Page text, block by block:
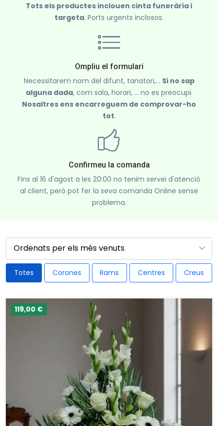
Tots els productes inclouen cinta funerària i
targeta. Ports urgents inclosos.
Ompliu el formulari
Necessitarem nom del difunt, tanatori,... Si no sap
alguna dada, com sala, horari, ... no es preocupi.
Nosaltres ens encarreguem de comprovar-ho
tot.
Confirmeu la comanda
Fins al 16 d'agost a les 20:00 no tenim servei d'atenció
al client, però pot fer la seva comanda Online sense
problema.
Totes Corones Rams Centres Creus
119,00 €